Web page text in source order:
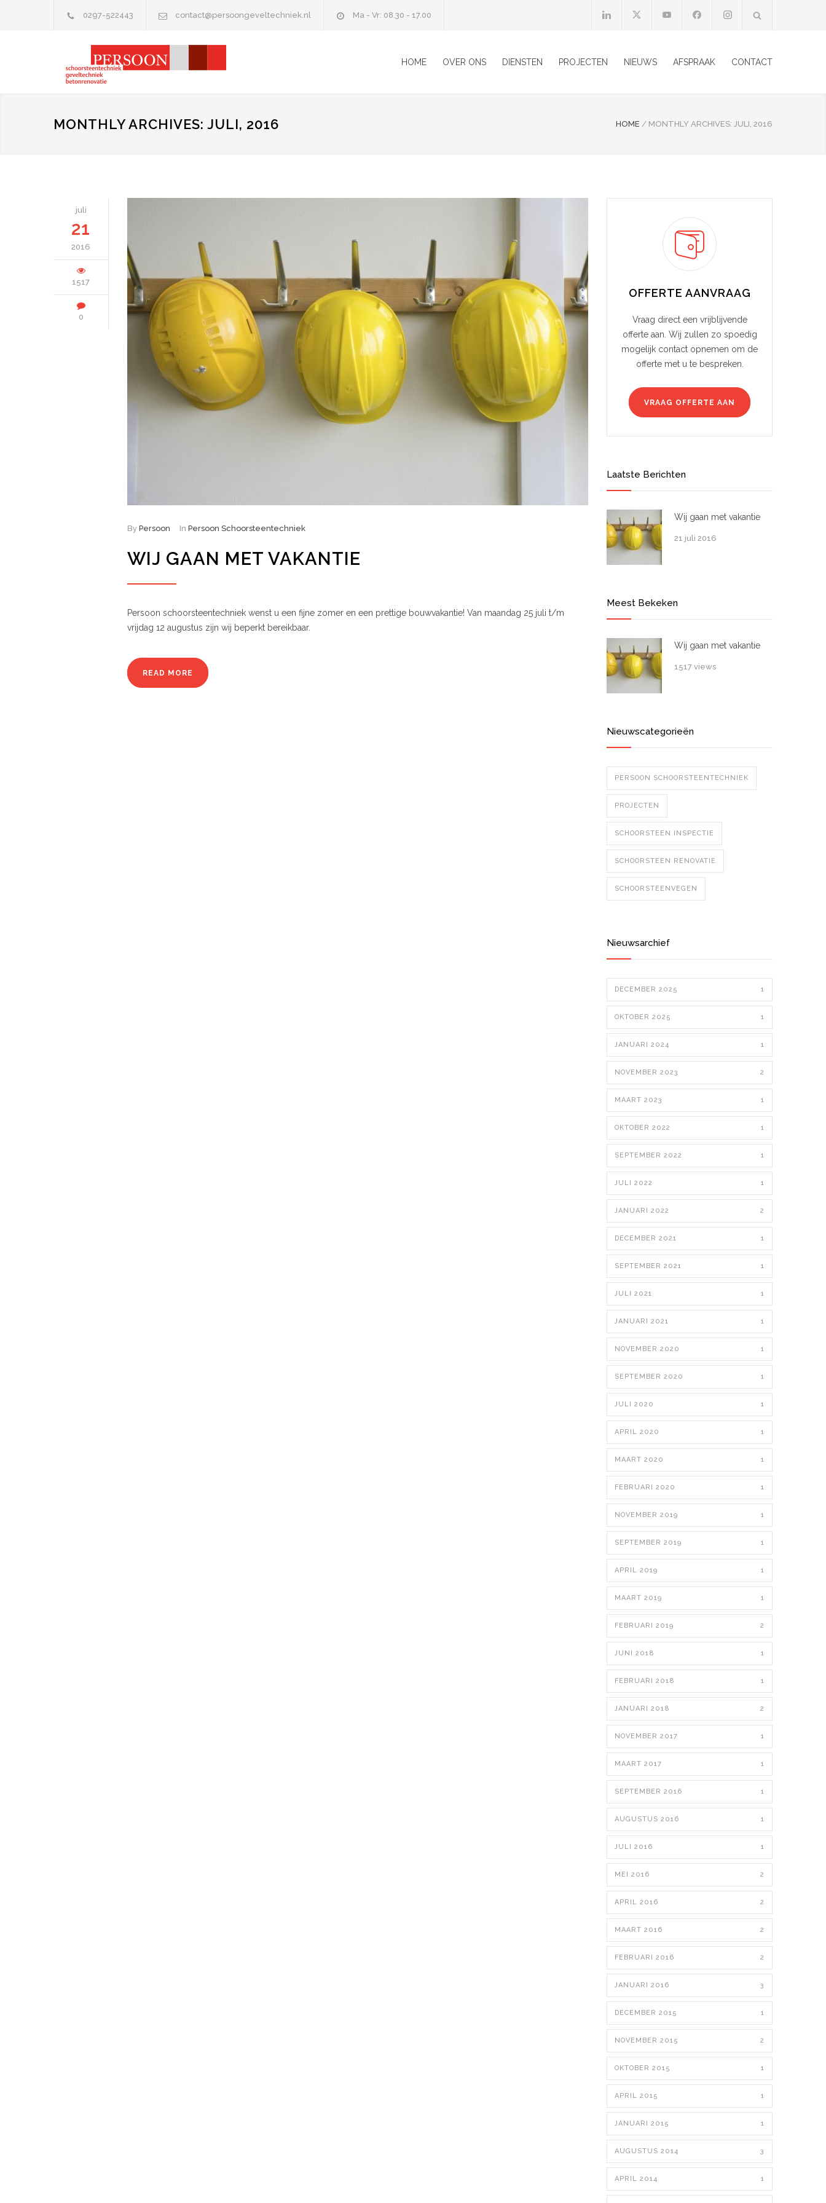
0297-522443 contact@persoongeveltechniek.nl Ma - Vr: 08.30 - 17.00
HOME OVER ONS DIENSTEN PROJECTEN NIEUWS AFSPRAAK CONTACT
MONTHLY ARCHIVES: JULI, 2016 HOME / MONTHLY ARCHIVES: JULI, 2016
juli
21
2016
1517
0
By Persoon In Persoon Schoorsteentechniek
WIJ GAAN MET VAKANTIE
Persoon schoorsteentechniek wenst u een fijne zomer en een prettige bouwvakantie! Van maandag 25 juli t/m
vrijdag 12 augustus zijn wij beperkt bereikbaar.
READ MORE
OFFERTE AANVRAAG
Vraag direct een vrijblijvende
offerte aan. Wij zullen zo spoedig
mogelijk contact opnemen om de
offerte met u te bespreken.
VRAAG OFFERTE AAN
Laatste Berichten
Wij gaan met vakantie
21 juli 2016
Meest Bekeken
Wij gaan met vakantie
1517 views
Nieuwscategorieën
PERSOON SCHOORSTEENTECHNIEK
PROJECTEN
SCHOORSTEEN INSPECTIE
SCHOORSTEEN RENOVATIE
SCHOORSTEENVEGEN
Nieuwsarchief
DECEMBER 2025 1
OKTOBER 2025 1
JANUARI 2024 1
NOVEMBER 2023 2
MAART 2023 1
OKTOBER 2022 1
SEPTEMBER 2022 1
JULI 2022 1
JANUARI 2022 2
DECEMBER 2021 1
SEPTEMBER 2021 1
JULI 2021 1
JANUARI 2021 1
NOVEMBER 2020 1
SEPTEMBER 2020 1
JULI 2020 1
APRIL 2020 1
MAART 2020 1
FEBRUARI 2020 1
NOVEMBER 2019 1
SEPTEMBER 2019 1
APRIL 2019 1
MAART 2019 1
FEBRUARI 2019 2
JUNI 2018 1
FEBRUARI 2018 1
JANUARI 2018 2
NOVEMBER 2017 1
MAART 2017 1
SEPTEMBER 2016 1
AUGUSTUS 2016 1
JULI 2016 1
MEI 2016 2
APRIL 2016 2
MAART 2016 2
FEBRUARI 2016 2
JANUARI 2016 3
DECEMBER 2015 1
NOVEMBER 2015 2
OKTOBER 2015 1
APRIL 2015 1
JANUARI 2015 1
AUGUSTUS 2014 3
APRIL 2014 1